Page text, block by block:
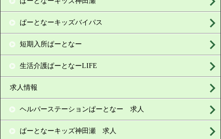
ぱーとなーキッズバイパス
短期入所ぱーとなー
生活介護ぱーとなーLIFE
求人情報
ヘルパーステーションぱーとなー 求人
ぱーとなーキッズ神田瀬 求人